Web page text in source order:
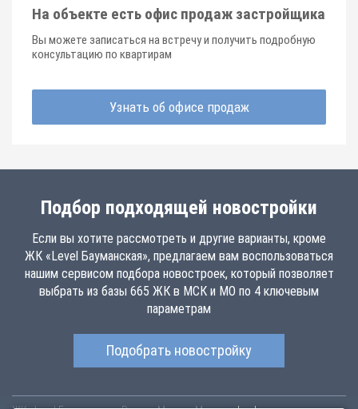
На объекте есть офис продаж застройщика
Вы можете записаться на встречу и получить подробную
консультацию по квартирам
Узнать об офисе продаж
Подбор подходящей новостройки
Если вы хотите рассмотреть и другие варианты, кроме
ЖК «Level Бауманская», предлагаем вам воспользоваться
нашим сервисом подбора новостроек, который позволяет
выбрать из базы 665 ЖК в МСК и МО по 4 ключевым
параметрам
Подобрать новостройку